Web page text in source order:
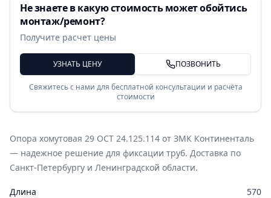
Не знаете в какую стоимость может обойтись
монтаж/ремонт?
Получите расчет цены
УЗНАТЬ ЦЕНУ ПОЗВОНИТЬ
Свяжитесь с нами для бесплатной консультации и расчёта
стоимости
Опора хомутовая 29 ОСТ 24.125.114 от ЗМК Континенталь
— надежное решение для фиксации труб. Доставка по
Санкт-Петербургу и Ленинградской области.
Длина 570